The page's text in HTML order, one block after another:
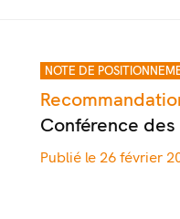
NOTE DE
Conférence des
Publié le 26 février